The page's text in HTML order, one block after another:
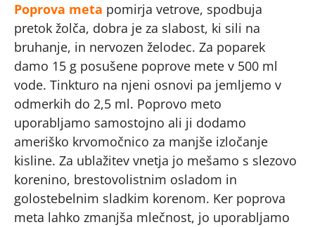
Poprova meta pomirja vetrove, spodbuja
pretok žolča, dobra je za slabost, ki sili na
bruhanje, in nervozen želodec. Za poparek
damo 15 g posušene poprove mete v 500 ml
vode. Tinkturo na njeni osnovi pa jemljemo v
odmerkih do 2,5 ml. Poprovo meto
uporabljamo samostojno ali ji dodamo
ameriško krvomočnico za manjše izločanje
kisline. Za ublažitev vnetja jo mešamo s slezovo
korenino, brestovolistnim osladom in
golostebelnim sladkim korenom. Ker poprova
meta lahko zmanjša mlečnost, jo uporabljamo